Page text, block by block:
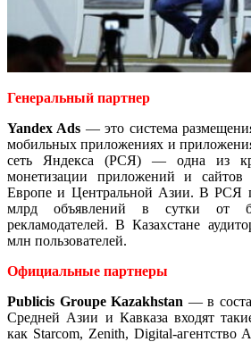
Генеральный партнер
Yandex Ads — это система
мобильных приложениях и
сеть Яндекса (РСЯ) — одна из
монетизации приложений и
Европе и Центральной Азии. В РСЯ
млрд объявлений в сутки от
рекламодателей. В Казахстане
млн пользователей.
Официальные партнеры
Publicis Groupe Kazakhstan — в
Средней Азии и Кавказа входят
как Starcom, Zenith, Digital-агентство